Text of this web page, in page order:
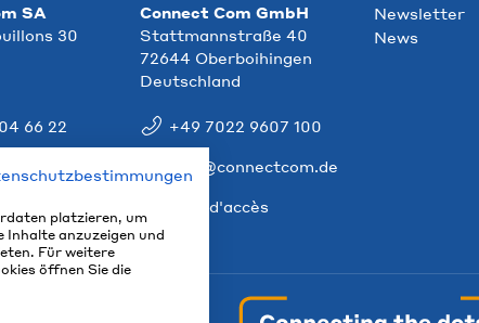
SA
30
66 22
Connect Com GmbH
Stattmannstraße 40
72644 Oberboihingen
Deutschland
+49 7022 9607 100
info@connectcom.de
Plan d'accès
Newsletter
News
platzieren, um
Inhalte anzuzeigen und
Für weitere
öffnen Sie die